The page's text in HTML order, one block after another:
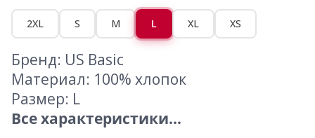
2XL S M L XL XS
Бренд: US Basic
Материал: 100% хлопок
Размер: L
Все характеристики...